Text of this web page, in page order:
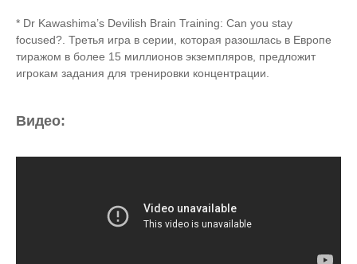
* Dr Kawashima’s Devilish Brain Training: Can you stay
focused?. Третья игра в серии, которая разошлась в Европе
тиражом в более 15 миллионов экземпляров, предложит
игрокам задания для тренировки концентрации.
Видео: